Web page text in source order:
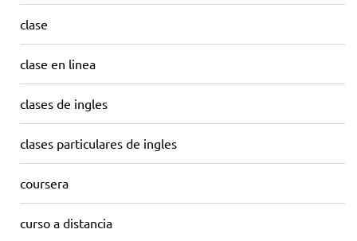
clase
clase en linea
clases de ingles
clases particulares de ingles
coursera
curso a distancia